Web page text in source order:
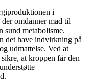
i
omdanner mad til
sund metabolisme.
det have indvirkning på
udmattelse. Ved at
at kroppen får den